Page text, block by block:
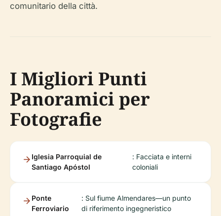
comunitario della città.
I Migliori Punti
Panoramici per
Fotografie
Iglesia Parroquial de
Santiago Apóstol
: Facciata e interni
coloniali
Ponte
Ferroviario
: Sul fiume Almendares—un punto
di riferimento ingegneristico